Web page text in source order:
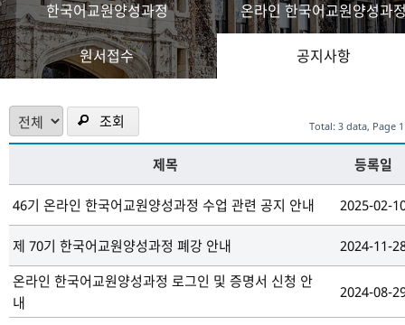
한국어교원양성과정 온라인 한국어교원양성과
원서접수 공지사항
조회 Total: 3 data, Page
제목 등록일
46기 온라인 한국어교원양성과정 수업 관련 공지 안내 2025-02-
제 70기 한국어교원양성과정 폐강 안내
2024-11-
온라인 한국어교원양성과정 로그인 및 증명서 신청 안
내
2024-08-